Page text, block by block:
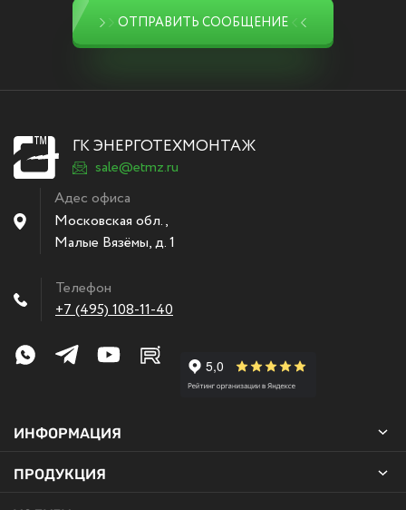
ОТПРАВИТЬ СООБЩЕНИЕ
ГК ЭНЕРГОТЕХМОНТАЖ
sale@etmz.ru
Адес офиса
Московская обл.,
Малые Вязёмы,д. 1
Телефон
+7 (495) 108-11-40
ИНФОРМАЦИЯ
ПРОДУКЦИЯ